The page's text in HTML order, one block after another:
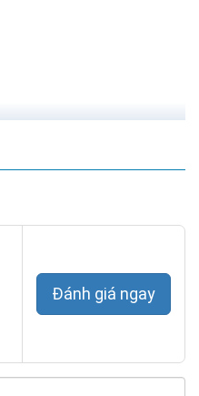
Đánh giá ngay